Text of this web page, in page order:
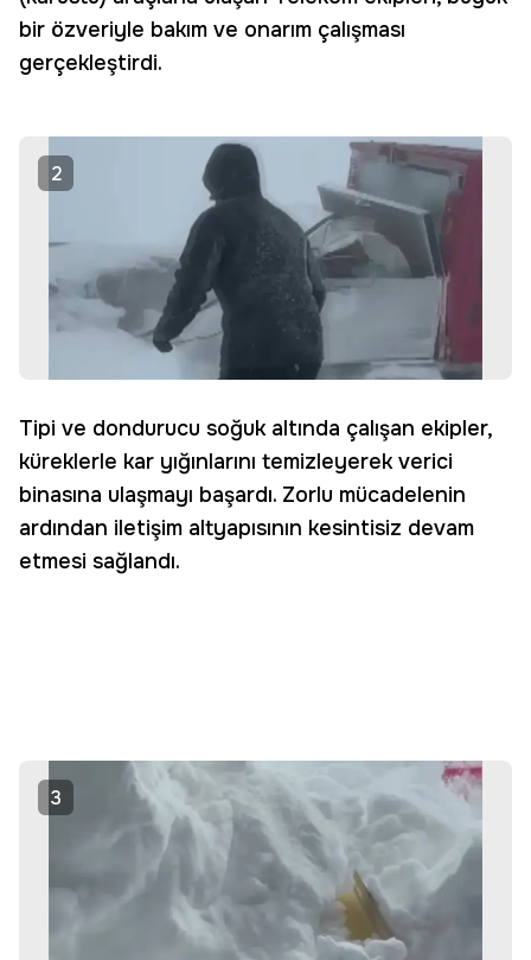
bir özveriyle bakım ve onarım çalışması
gerçekleştirdi.
2
Tipi ve dondurucu soğuk altında çalışan ekipler,
küreklerle kar yığınlarını temizleyerek verici
binasına ulaşmayı başardı. Zorlu mücadelenin
ardından iletişim altyapısının kesintisiz devam
etmesi sağlandı.
3